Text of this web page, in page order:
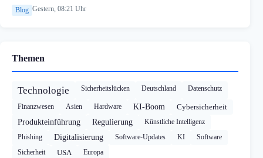
Blog Gestern, 08:21 Uhr
Themen
Technologie Sicherheitslücken Deutschland Datenschutz
Finanzwesen Asien Hardware KI-Boom
Cybersicherheit
Produkteinführung
Regulierung
Künstliche Intelligenz
Phishing
Digitalisierung Software-Updates KI
Software
Sicherheit
USA Europa